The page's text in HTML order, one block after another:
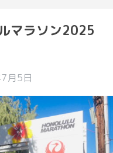
マラソン2025
月5日